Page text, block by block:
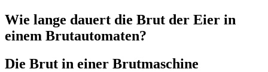
Wie lange dauert die Brut der Eier in
einem Brutautomaten?
Die Brut in einer Brutmaschine